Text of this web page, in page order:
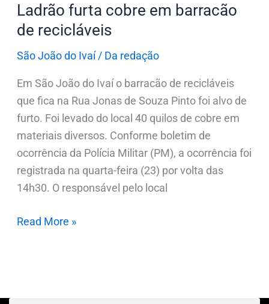
Ladrão furta cobre em barracão
de recicláveis
São João do Ivaí/ Da redação
Em São João do Ivaí o barracão de recicláveis
que fica na Rua Jonas de Souza Pinto foi alvo de
furto. Foi levado do local 40 quilos de cobre em
materiais diversos. Conforme boletim de
ocorrência da Polícia Militar (PM), a ocorrência foi
registrada na quarta-feira (23) por volta das
14h30. O responsável pelo local
Read More »